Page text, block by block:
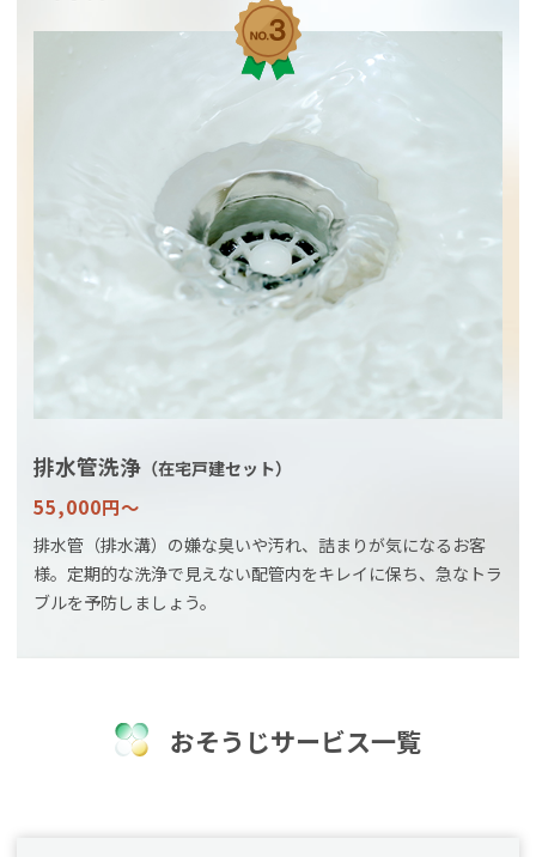
排水管洗浄 （在宅戸建セット）
55,000円〜
排水管（排水溝）の嫌な臭いや汚れ、詰まりが気になるお客
様。定期的な洗浄で見えない配管内をキレイに保ち、急なトラ
ブルを予防しましょう。
おそうじサービス一覧